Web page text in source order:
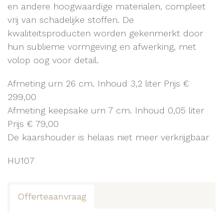
en andere hoogwaardige materialen, compleet
vrij van schadelijke stoffen. De
kwaliteitsproducten worden gekenmerkt door
hun sublieme vormgeving en afwerking, met
volop oog voor detail.
Afmeting urn 26 cm. Inhoud 3,2 liter Prijs €
299,00
Afmeting keepsake urn 7 cm. Inhoud 0,05 liter
Prijs € 79,00
De kaarshouder is helaas niet meer verkrijgbaar
HU107
Offerteaanvraag